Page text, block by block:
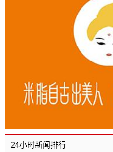
24小时新闻排行